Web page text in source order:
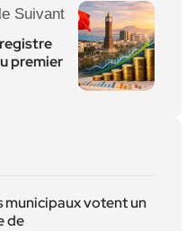
Suivant
premier
municipaux votent un
de